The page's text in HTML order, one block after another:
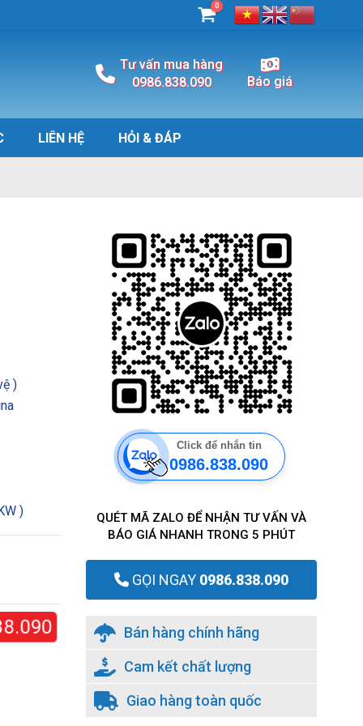
0
Tư vấn mua hàng
0986.838.090
Báo giá
LIÊN HỆ HỎI & ĐÁP
)
)
Click để nhắn tin
0986.838.090
QUÉT MÃ ZALO ĐỂ NHẬN TƯ VẤN VÀ
BÁO GIÁ NHANH TRONG 5 PHÚT
GỌI NGAY 0986.838.090
Bán hàng chính hãng
Cam kết chất lượng
Giao hàng toàn quốc